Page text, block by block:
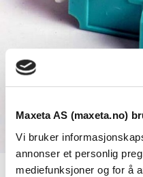
Maxeta AS (maxeta.no)
Vi bruker
annonser et personlig
mediefunksjoner og for å